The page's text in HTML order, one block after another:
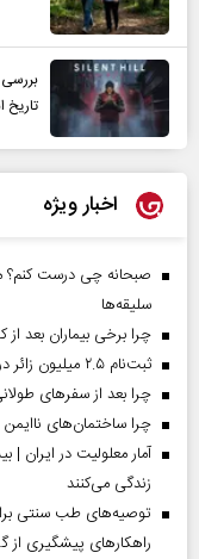
تاریخ
اخبار ویژه
سلیقه‌ها
چرا برخی بیماران بعد از
ثبت‌نام ۲.۵ میلیون زائر در سماح | عبور ۱.۷ میلیون نفر از مرز‌های اربعین
چرا بعد از سفرهای
چرا ساختمان‌های
زندگی می‌کنند
توصیه‌های طب سنتی
راهکارهای پیشگیری از